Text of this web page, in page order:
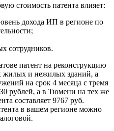
стоимость патента влияет:
дохода ИП в регионе по
сотрудников.
патент на реконструкцию
жилых и нежилых зданий, а
на срок 4 месяца с тремя
рублей, а в Тюмени на тех же
составляет 9767 руб.
в вашем регионе можно